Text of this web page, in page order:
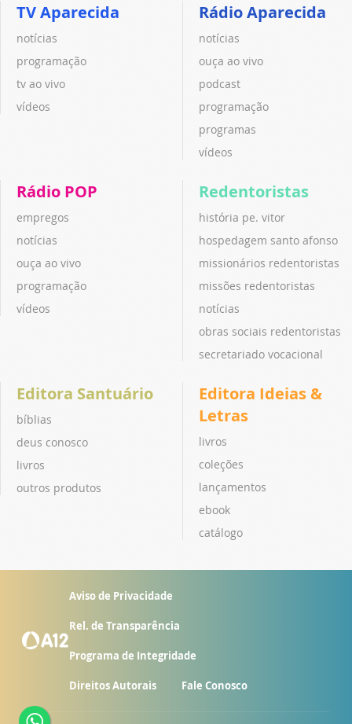
TV Aparecida
notícias
programação
tv ao vivo
vídeos
Rádio Aparecida
notícias
ouça ao vivo
podcast
programação
programas
vídeos
Rádio POP
empregos
notícias
ouça ao vivo
programação
vídeos
Redentoristas
história pe. vitor
hospedagem santo afonso
missionários redentoristas
missões redentoristas
notícias
obras sociais redentoristas
secretariado vocacional
Editora Santuário
bíblias
deus conosco
livros
outros produtos
Editora Ideias &
Letras
livros
coleções
lançamentos
ebook
catálogo
Aviso de Privacidade
Rel. de Transparência
Programa de Integridade
Direitos Autorais Fale Conosco